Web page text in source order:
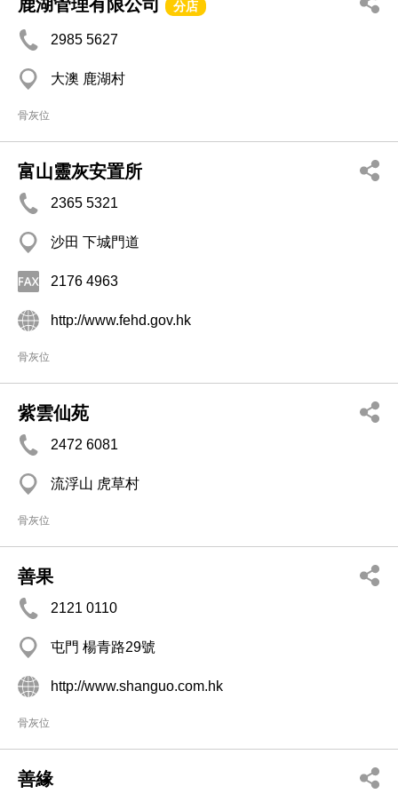
鹿湖管理有限公司 分店
2985 5627
大澳 鹿湖村
骨灰位
富山靈灰安置所
2365 5321
沙田 下城門道
2176 4963
http://www.fehd.gov.hk
骨灰位
紫雲仙苑
2472 6081
流浮山 虎草村
骨灰位
善果
2121 0110
屯門 楊青路29號
http://www.shanguo.com.hk
骨灰位
善緣